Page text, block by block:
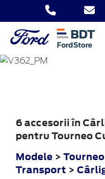
CUSTOM
6 accesorii în
pentru Tourneo
Modele >
Transport >